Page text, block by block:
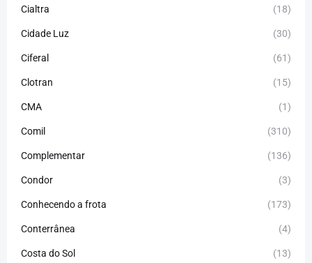
Cialtra (18)
Cidade Luz (30)
Ciferal (61)
Clotran (15)
CMA (1)
Comil (310)
Complementar (136)
Condor (3)
Conhecendo a frota (173)
Conterrânea (4)
Costa do Sol (13)